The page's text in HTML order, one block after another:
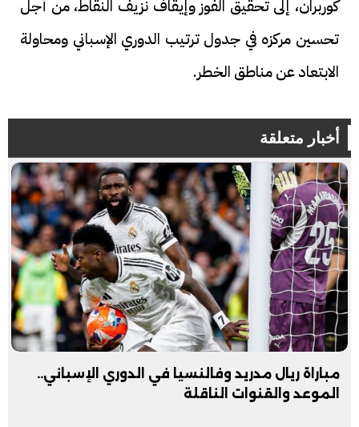
كوربران، إلى تحقيق الفوز وإيقاف نزيف النقاط، من أجل
تحسين مركزه في جدول ترتيب الدوري الإسباني ومحاولة
الابتعاد عن مناطق الخطر.
أخبار متعلقة
مباراة ريال مدريد وفالنسيا في الدوري الإسباني..
الموعد والقنوات الناقلة